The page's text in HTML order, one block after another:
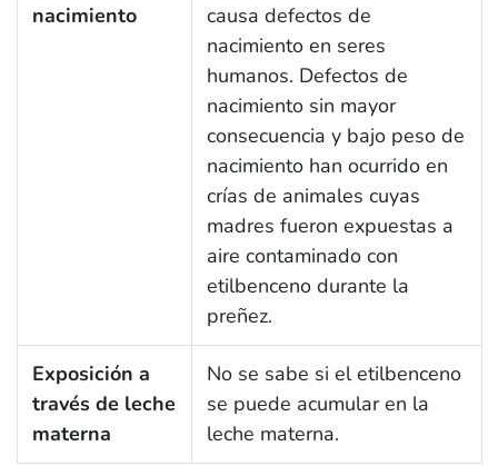
nacimiento
causa defectos de
nacimiento en seres
humanos. Defectos de
nacimiento sin mayor
consecuencia y bajo peso de
nacimiento han ocurrido en
crías de animales cuyas
madres fueron expuestas a
aire contaminado con
etilbenceno durante la
preñez.
Exposición a
través de leche
materna
No se sabe si el etilbenceno
se puede acumular en la
leche materna.